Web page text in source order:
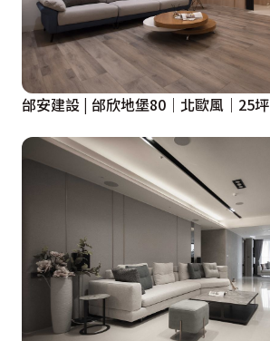
邰安建設 | 邰欣地堡80｜北歐風｜25坪